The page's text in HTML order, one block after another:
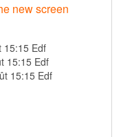
new screen
15:15 Edf
15:15 Edf
15:15 Edf